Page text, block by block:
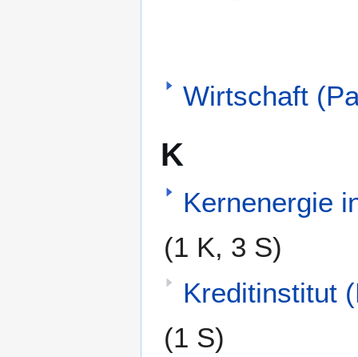
Wirtschaft
K
Kernenergie
(1 K, 3 S)
Kreditinstitut
(1 S)